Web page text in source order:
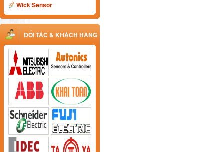
Wick Sensor
ĐỐI TÁC & KHÁCH HÀNG